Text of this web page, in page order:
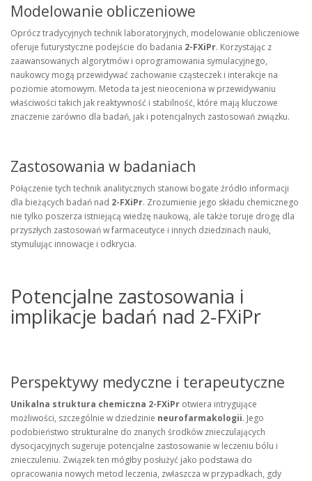
Modelowanie obliczeniowe
Oprócz tradycyjnych technik laboratoryjnych, modelowanie obliczeniowe
oferuje futurystyczne podejście do badania 2-FXiPr. Korzystając z
zaawansowanych algorytmów i oprogramowania symulacyjnego,
naukowcy mogą przewidywać zachowanie cząsteczek i interakcje na
poziomie atomowym. Metoda ta jest nieoceniona w przewidywaniu
właściwości takich jak reaktywność i stabilność, które mają kluczowe
znaczenie zarówno dla badań, jak i potencjalnych zastosowań związku.
Zastosowania w badaniach
Połączenie tych technik analitycznych stanowi bogate źródło informacji
dla bieżących badań nad 2-FXiPr. Zrozumienie jego składu chemicznego
nie tylko poszerza istniejącą wiedzę naukową, ale także toruje drogę dla
przyszłych zastosowań w farmaceutyce i innych dziedzinach nauki,
stymulując innowacje i odkrycia.
Potencjalne zastosowania i
implikacje badań nad 2-FXiPr
Perspektywy medyczne i terapeutyczne
Unikalna struktura chemiczna 2-FXiPr otwiera intrygujące
możliwości, szczególnie w dziedzinie neurofarmakologii. Jego
podobieństwo strukturalne do znanych środków znieczulających
dysocjacyjnych sugeruje potencjalne zastosowanie w leczeniu bólu i
znieczuleniu. Związek ten mógłby posłużyć jako podstawa do
opracowania nowych metod leczenia, zwłaszcza w przypadkach, gdy